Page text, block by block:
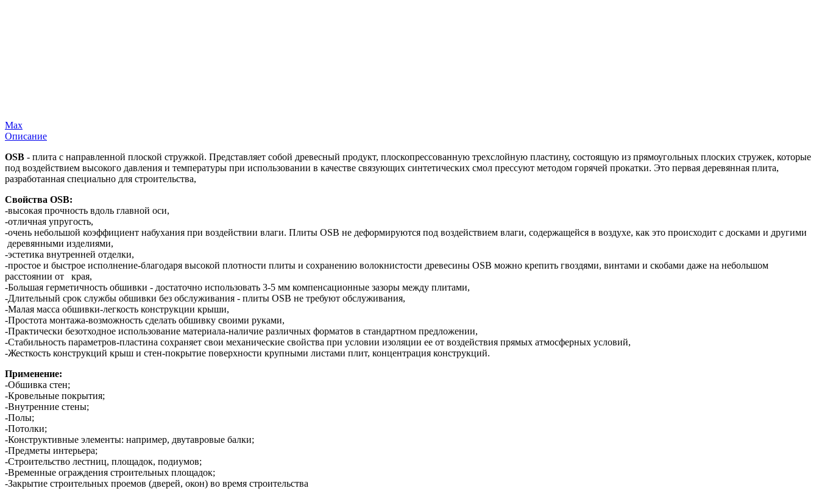
Max
Описание
OSB - плита с направленной плоской стружкой. Представляет собой древесный продукт, плоскопрессованную трехслойную пластину, состоящую из прямоугольных плоских стружек, которые
под воздействием высокого давления и температуры при использовании в качестве связующих синтетических смол прессуют методом горячей прокатки. Это первая деревянная плита,
разработанная специально для строительства,
Свойства OSB:
-высокая прочность вдоль главной оси,
-отличная упругость,
-очень небольшой коэффициент набухания при воздействии влаги. Плиты OSB не деформируются под воздействием влаги, содержащейся в воздухе, как это происходит с досками и другими
деревянными изделиями,
-эстетика внутренней отделки,
-простое и быстрое исполнение-благодаря высокой плотности плиты и сохранению волокнистости древесины OSB можно крепить гвоздями, винтами и скобами даже на небольшом
расстоянии от края,
-Большая герметичность обшивки - достаточно использовать 3-5 мм компенсационные зазоры между плитами,
-Длительный срок службы обшивки без обслуживания - плиты OSB не требуют обслуживания,
-Малая масса обшивки-легкость конструкции крыши,
-Простота монтажа-возможность сделать обшивку своими руками,
-Практически безотходное использование материала-наличие различных форматов в стандартном предложении,
-Стабильность параметров-пластина сохраняет свои механические свойства при условии изоляции ее от воздействия прямых атмосферных условий,
-Жесткость конструкций крыш и стен-покрытие поверхности крупными листами плит, концентрация конструкций.
Применение:
-Обшивка стен;
-Кровельные покрытия;
-Внутренние стены;
-Полы;
-Потолки;
-Конструктивные элементы: например, двутавровые балки;
-Предметы интерьера;
-Строительство лестниц, площадок, подиумов;
-Временные ограждения строительных площадок;
-Закрытие строительных проемов (дверей, окон) во время строительства